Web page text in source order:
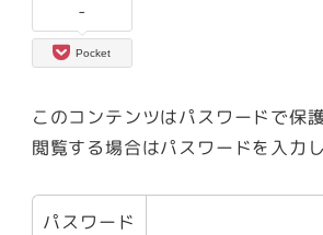
-
Pocket
このコンテンツはパスワードで保
閲覧する場合はパスワードを入力
パスワード